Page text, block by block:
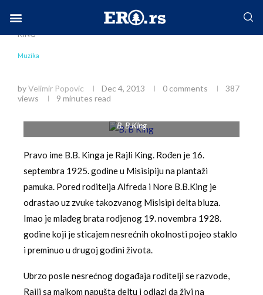
Home Muzika
Muzička abeceda: B.B.
KING
Muzika
byVelimir Popovic Dec 4, 2013 0 comments
387
views
9 minutes read
B. B King
Pravo ime B.B. Kinga je Rajli King. Rođen je 16.
septembra 1925. godine u Misisipiju na plantaži
pamuka. Pored roditelja Alfreda i Nore B.B.King je
odrastao uz zvuke takozvanog Misisipi delta bluza.
Imao je mlađeg brata rodjenog 19. novembra 1928.
godine koji je sticajem nesrećnih okolnosti pojeo staklo
i preminuo u drugoj godini života.
Ubrzo posle nesrećnog događaja roditelji se razvode,
Rajli sa majkom napušta deltu i odlazi da živi na